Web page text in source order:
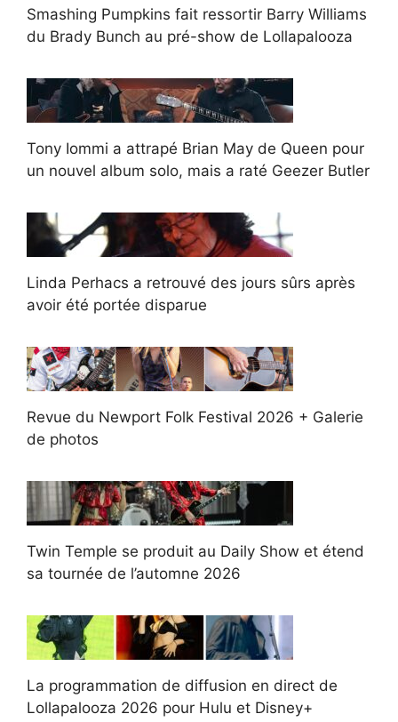
Smashing Pumpkins fait ressortir Barry Williams
du Brady Bunch au pré-show de Lollapalooza
Tony Iommi a attrapé Brian May de Queen pour
un nouvel album solo, mais a raté Geezer Butler
Linda Perhacs a retrouvé des jours sûrs après
avoir été portée disparue
Revue du Newport Folk Festival 2026 + Galerie
de photos
Twin Temple se produit au Daily Show et étend
sa tournée de l’automne 2026
La programmation de diffusion en direct de
Lollapalooza 2026 pour Hulu et Disney+